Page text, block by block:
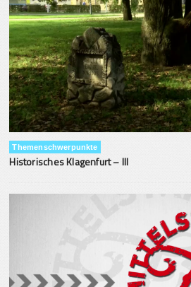
Themenschwerpunkte
Historisches Klagenfurt – III